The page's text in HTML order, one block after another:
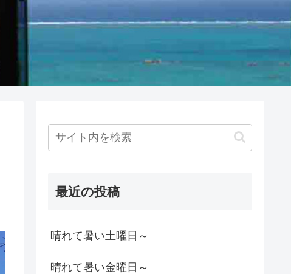
最近の投稿
晴れて暑い土曜日～
晴れて暑い金曜日～